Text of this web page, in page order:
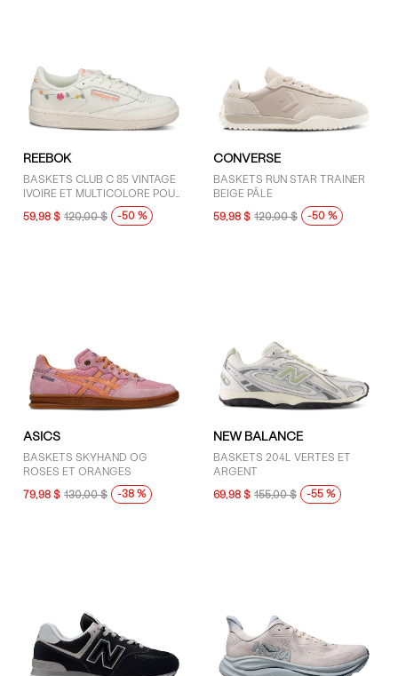
REEBOK
BASKETS CLUB C 85 VINTAGE
IVOIRE ET MULTICOLORE POUR
FEMMES
59,98 $ 120,00 $ -50 %
CONVERSE
BASKETS RUN STAR TRAINER
BEIGE PÂLE
59,98 $ 120,00 $ -50 %
ASICS
BASKETS SKYHAND OG
ROSES ET ORANGES
79,98 $ 130,00 $ -38 %
NEW BALANCE
BASKETS 204L VERTES ET
ARGENT
69,98 $ 155,00 $ -55 %